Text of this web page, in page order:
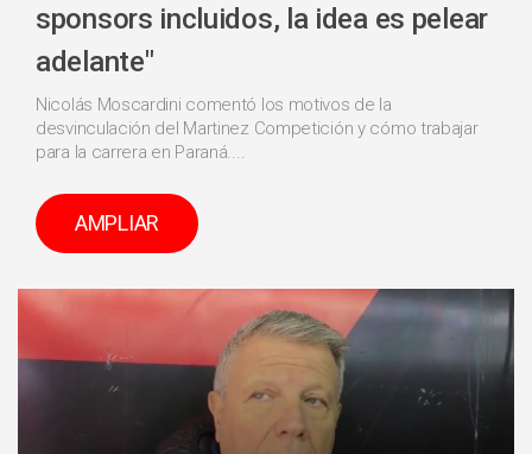
sponsors incluidos, la idea es pelear
adelante"
Nicolás Moscardini comentó los motivos de la
desvinculación del Martinez Competición y cómo trabajar
para la carrera en Paraná....
AMPLIAR